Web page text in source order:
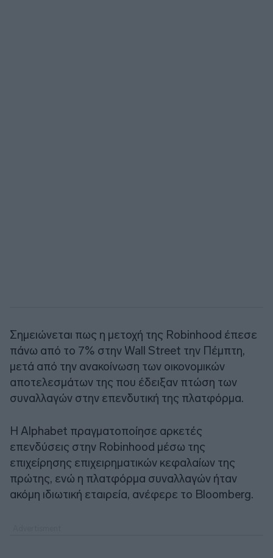
Σημειώνεται πως η μετοχή της Robinhood έπεσε
πάνω από το 7% στην Wall Street την Πέμπτη,
μετά από την ανακοίνωση των οικονομικών
αποτελεσμάτων της που έδειξαν πτώση των
συναλλαγών στην επενδυτική της πλατφόρμα.
Η Alphabet πραγματοποίησε αρκετές
επενδύσεις στην Robinhood μέσω της
επιχείρησης επιχειρηματικών κεφαλαίων της
πρώτης, ενώ η πλατφόρμα συναλλαγών ήταν
ακόμη ιδιωτική εταιρεία, ανέφερε το Bloomberg.